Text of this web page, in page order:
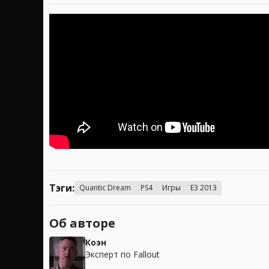
Тэги: Quantic Dream PS4 Игры E3 2013
Об авторе
Коэн
Эксперт по Fallout